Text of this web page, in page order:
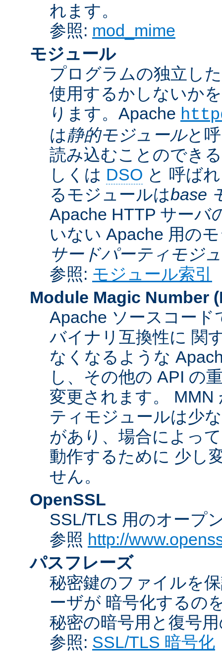
れます。
参照: mod_mime
モジュール
プログラムの独立し
使用するかしないか
ります。Apache
は静的モジュールと
読み込むことのでき
しくは DSO と 呼ば
るモジュールはbase
Apache HTTP サーバ
いない Apache 用の
サードパーティモジ
参照: モジュール索引
Module Magic Number (
Apache ソースコー
バイナリ互換性に 関
なくなるような
し、その他の API の
変更されます。
ティモジュールは少
があり、場合によっ
動作するために 少し
せん。
OpenSSL
SSL/TLS 用のオープ
参照 http://
パスフレーズ
秘密鍵のファイルを
ーザが 暗号化するの
秘密の暗号用と復号
参照: SSL/TLS 暗号化